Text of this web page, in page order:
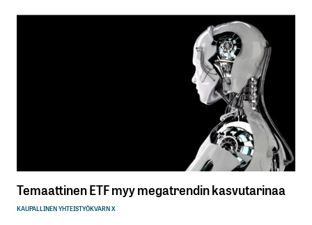
Temaattinen ETF myy megatrendin kasvutarinaa
KAUPALLINEN YHTEISTYÖKVARN X